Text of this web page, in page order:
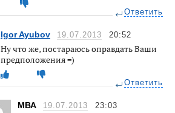
Ответить
Igor Ayubov 19.07.2013 20:52
Ну что же, постараюсь оправдать Ваши
предположения =)
Ответить
МВА 19.07.2013 23:03